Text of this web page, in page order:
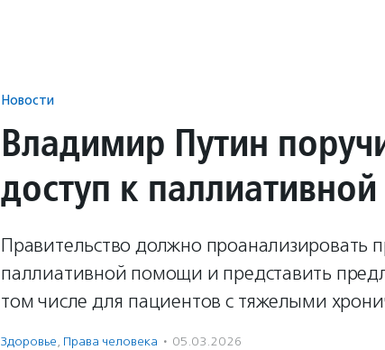
Новости
Владимир Путин
доступ к
Правительство должно проанализировать
паллиативной помощи и представить
том числе для пациентов с тяжелыми
Здоровье, Права человека · 05.03.2026